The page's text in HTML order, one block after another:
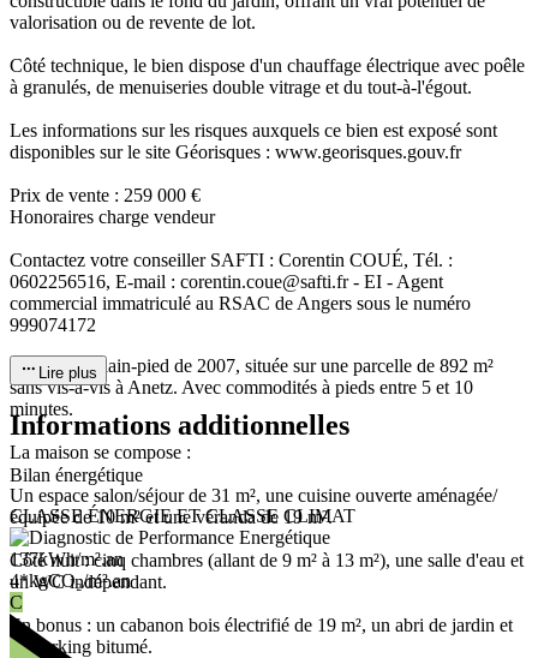
valorisation ou de revente de lot.
Côté technique, le bien dispose d'un chauffage électrique avec poêle
à granulés, de menuiseries double vitrage et du tout-à-l'égout.
Les informations sur les risques auxquels ce bien est exposé sont
disponibles sur le site Géorisques : www.georisques.gouv.fr
Prix de vente : 259 000 €
Honoraires charge vendeur
Contactez votre conseiller SAFTI : Corentin COUÉ, Tél. :
0602256516, E-mail : corentin.coue@safti.fr - EI - Agent
commercial immatriculé au RSAC de Angers sous le numéro
999074172
Maison de plain-pied de 2007, située sur une parcelle de 892 m²
sans vis-à-vis à Anetz. Avec commodités à pieds entre 5 et 10
minutes.
La maison se compose :
Un espace salon/séjour de 31 m², une cuisine ouverte aménagée/
équipée de 10 m² et une véranda de 19 m².
Côté nuit : cinq chambres (allant de 9 m² à 13 m²), une salle d'eau et
un WC indépendant.
En bonus : un cabanon bois électrifié de 19 m², un abri de jardin et
un parking bitumé.
Lire plus
Informations additionnelles
Bilan énergétique
CLASSE ÉNERGIE ET CLASSE CLIMAT
137kWh/m².an
4*kgCO₂/m².an
C